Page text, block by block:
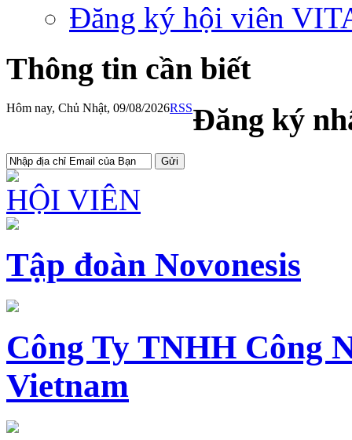
Đăng ký hội viên
Thông tin cần biết
Hôm nay, Chủ Nhật, 09/08/2026RSSĐăng ký
HỘI VIÊN
Tập đoàn Novonesis
Công Ty TNHH Công
Vietnam